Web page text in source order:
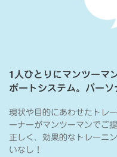
1人ひとりにマンツーマ
ポートシステム。パー
現状や目的にあわせたトレ
ーナーがマンツーマンでご
正しく、効果的なトレーニ
いなし！